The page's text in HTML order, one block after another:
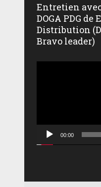
Entretien
DOGA PDG de
Distribution
Bravo leader)
00:00